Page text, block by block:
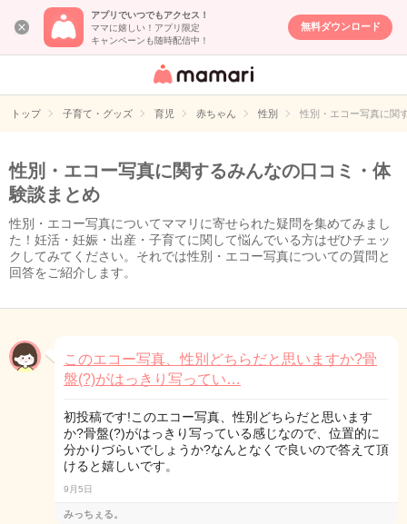
アプリでいつでもアクセス！
ママに嬉しい！アプリ限定
キャンペーンも随時配信中！
無料ダウンロード
女性専用匿名QA
イト
トップ 子育て・グッズ 育児 赤ちゃん 性別 性別・エコー写真に関
性別・エコー写真に関するみんなの口コミ・体
験談まとめ
性別・エコー写真についてママリに寄せられた疑問を集めてみまし
た！妊活・妊娠・出産・子育てに関して悩んでいる方はぜひチェッ
クしてみてください。それでは性別・エコー写真についての質問と
回答をご紹介します。
このエコー写真、性別どちらだと思いますか?骨
盤(?)がはっきり写ってい…
初投稿です!このエコー写真、性別どちらだと思います
か?骨盤(?)がはっきり写っている感じなので、位置的に
分かりづらいでしょうか?なんとなくで良いので答えて頂
けると嬉しいです。
9月5日
みっちぇる。